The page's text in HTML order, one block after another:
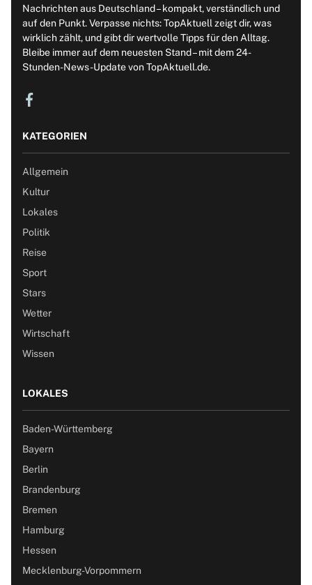
Nachrichten aus Deutschland – kompakt, verständlich und
auf den Punkt. Verpasse nichts: TopAktuell zeigt dir, was
wirklich zählt, und gibt dir wertvolle Tipps für den Alltag.
Bleibe immer auf dem neuesten Stand – mit dem 24-
Stunden-News-Update von TopAktuell.de.
KATEGORIEN
Allgemein
Kultur
Lokales
Politik
Reise
Sport
Stars
Wetter
Wirtschaft
Wissen
LOKALES
Baden-Württemberg
Bayern
Berlin
Brandenburg
Bremen
Hamburg
Hessen
Mecklenburg-Vorpommern